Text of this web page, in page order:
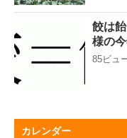
餃は
様の
85ビュ
カレンダー